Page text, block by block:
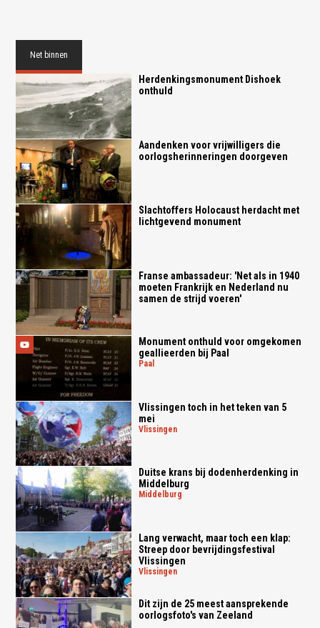
Net binnen
Herdenkingsmonument Dishoek
onthuld
Aandenken voor vrijwilligers die
oorlogsherinneringen doorgeven
Slachtoffers Holocaust herdacht met
lichtgevend monument
Franse ambassadeur: 'Net als in 1940
moeten Frankrijk en Nederland nu
samen de strijd voeren'
Monument onthuld voor omgekomen
geallieerden bij Paal
paal
Vlissingen toch in het teken van 5
mei
vlissingen
Duitse krans bij dodenherdenking in
Middelburg
middelburg
Lang verwacht, maar toch een klap:
Streep door bevrijdingsfestival
Vlissingen
vlissingen
Dit zijn de 25 meest aansprekende
oorlogsfoto's van Zeeland